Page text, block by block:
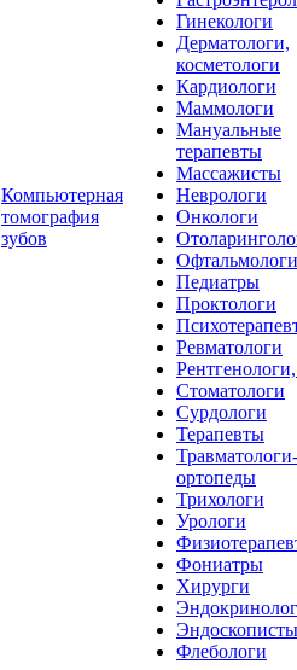
Компьютерная
томография
зубов
Гинекологи
Дерматологи,
косметологи
Кардиологи
Маммологи
Мануальные
терапевты
Массажисты
Неврологи
Онкологи
Офтальмологи
Педиатры
Проктологи
Ревматологи
Стоматологи
Сурдологи
Терапевты
Травматологи-
ортопеды
Трихологи
Урологи
Фониатры
Хирурги
Эндоскописты
Флебологи